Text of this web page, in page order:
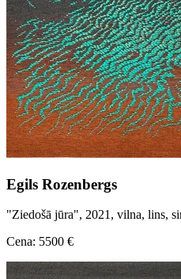
Egils Rozenbergs
"Ziedošā jūra", 2021, vilna, lins,
Cena: 5500 €